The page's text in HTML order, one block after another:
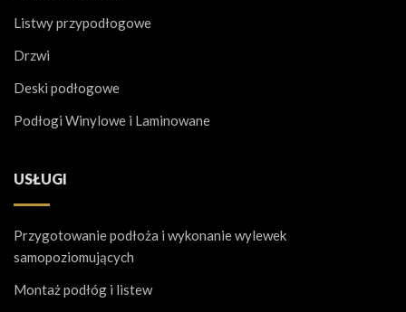
Listwy przypodłogowe
Drzwi
Deski podłogowe
Podłogi Winylowe i Laminowane
USŁUGI
Przygotowanie podłoża i wykonanie wylewek
samopoziomujących
Montaż podłóg i listew